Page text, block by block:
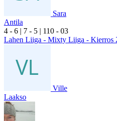
Sara
Antila
4 - 6 | 7 - 5 | 110 - 03
Lahen Liiga - Mixty Liiga - Kierros
Ville
Laakso